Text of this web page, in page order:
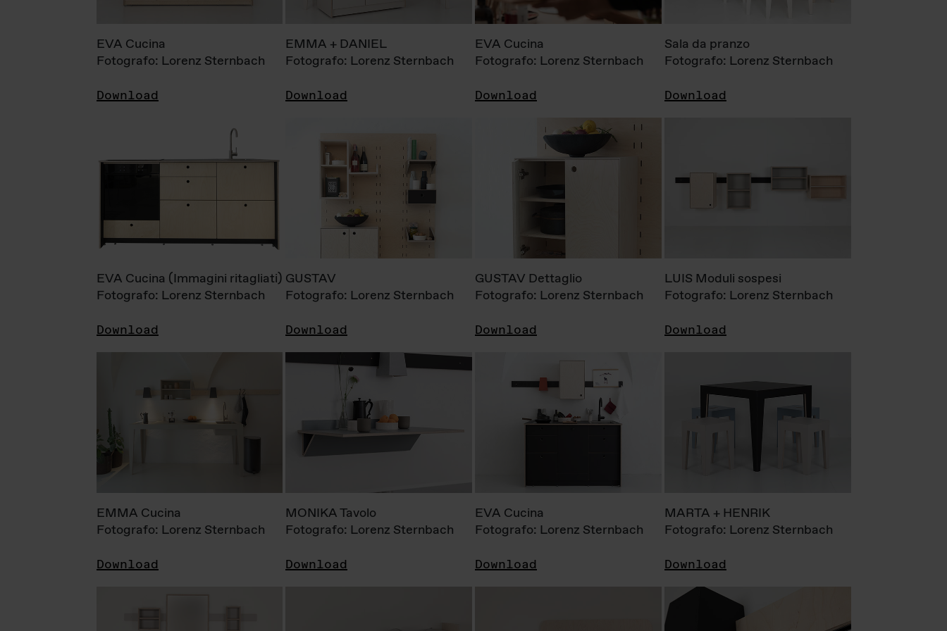
EVA Cucina
Fotografo: Lorenz Sternbach
Download
EMMA + DANIEL
Fotografo: Lorenz Sternbach
Download
EVA Cucina
Fotografo: Lorenz Sternbach
Download
Sala da pranzo
Fotografo: Lorenz Sternbach
Download
EVA Cucina (Immagini ritagliati)
Fotografo: Lorenz Sternbach
Download
GUSTAV
Fotografo: Lorenz Sternbach
Download
GUSTAV Dettaglio
Fotografo: Lorenz Sternbach
Download
LUIS Moduli sospesi
Fotografo: Lorenz Sternbach
Download
EMMA Cucina
Fotografo: Lorenz Sternbach
Download
MONIKA Tavolo
Fotografo: Lorenz Sternbach
Download
EVA Cucina
Fotografo: Lorenz Sternbach
Download
MARTA + HENRIK
Fotografo: Lorenz Sternbach
Download